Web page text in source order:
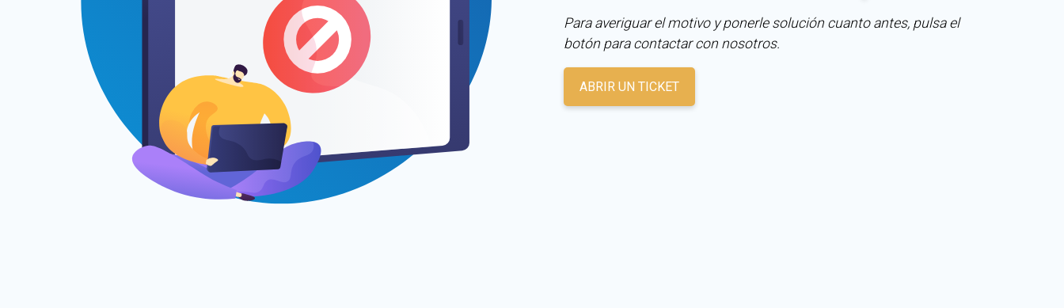
Para averiguar el motivo y ponerle solución cuanto antes, pulsa el
botón para contactar con nosotros.
ABRIR UN TICKET